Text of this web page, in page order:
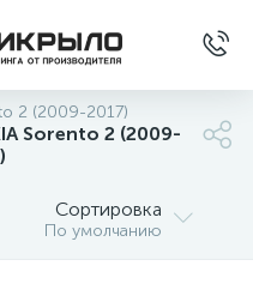
2 (2009-2017)
Sorento 2 (2009-
Сортировка
По умолчанию